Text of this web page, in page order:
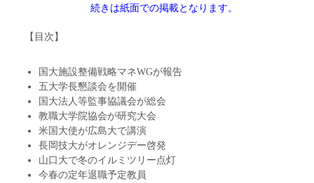
続きは紙面での掲載となります。
【目次】
国大施設整備戦略マネWGが報告
五大学長懇談会を開催
国大法人等監事協議会が総会
教職大学院協会が研究大会
米国大使が広島大で講演
長岡技大がオレンジデー啓発
山口大で冬のイルミツリー点灯
今春の定年退職予定教員